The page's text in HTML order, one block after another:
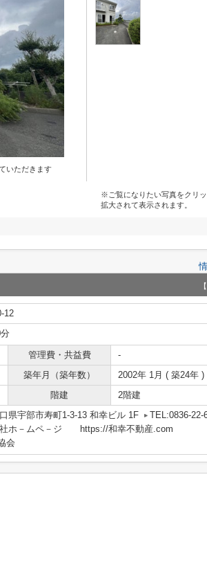
いただきます
※ご覧になりたい写真をクリ
拡大されて表示されます。
12
管理費・共益費
-
築年月（築年数）
2002年 1月 ( 築24年 )
階建 2階建
県宇部市寿町1-3-13 和幸ビル 1F
TEL:0836-22-
社ホ－ムペ－ジ https://和幸不動産.com
会